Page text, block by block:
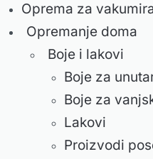
Oprema za
Opremanje doma
Boje i lakovi
Boje za
Boje za
Lakovi
Proizvodi